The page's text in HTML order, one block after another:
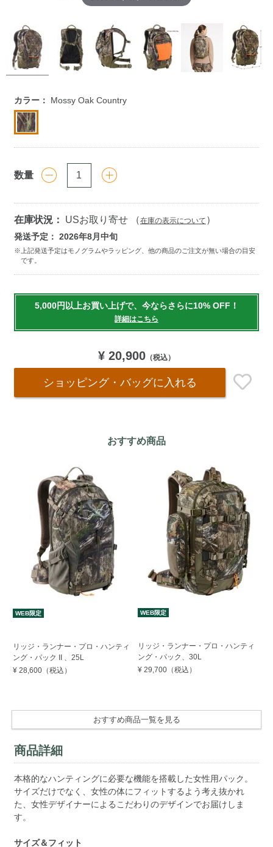
https://www.llbean.co.jp/outdoor/camp-
hiking/backpack/g/0RTT690000.html
カラー： Mossy Oak Country
数量
在庫状況： USお取り寄せ （在庫の表示について ）
発送予定： 2026年8月中旬
to
5,000円以上お買い上げで、今ならさらに10% OFF！
詳細はこちら
¥ 20,900 （税込）
ショッピング・バッグに入れる
おすすめ商品
WEB限定
リッジ・ランナー・プロ・ハンティ
ング・パック II 、25L
¥ 28,600（税込）
WEB限定
リッジ・ランナー・プロ・ハンティ
ング・パック、30L
¥ 29,700 （税込）
おすすめ商品一覧を見る
商品詳細
本格的なハンティングに必要な機能を搭載した女性用パック。
サイズだけでなく、女性の体にフィットするよう考え抜かれ
た、女性デザイナーによるこだわりのデザインでお届けしま
す。
サイズ＆フィット